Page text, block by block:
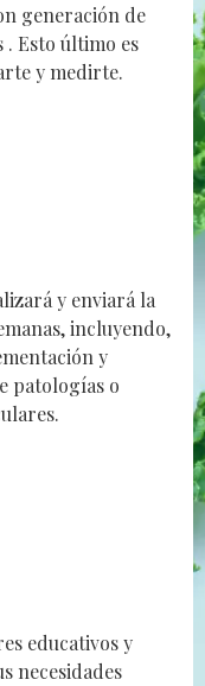
generación de
Esto último es
y medirte.
y enviará la
incluyendo,
y
patologías o
educativos y
necesidades